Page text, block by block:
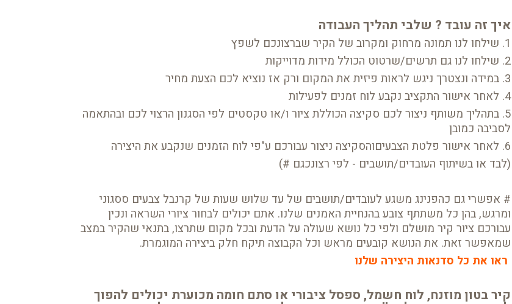
איך זה עובד ? שלבי תהליך העבודה
1. שילחו לנו תמונה מרחוק ומקרוב של הקיר שברצונכם לשפץ
2. שילחו לנו גם תרשים/שרטוט הכולל מידות מדוייקות
3. במידה ונצטרך ניגש לראות פיזית את המקום ורק אז נוציא לכם הצעת מחיר
4. לאחר אישור התקציב נקבע לוח זמנים לפעילות
5. בתהליך משותף ניצור לכם סקיצה הכוללת ציור ו/או טקסטים לפי הסגנון הרצוי לכם ובהתאמה
לסביבה כמובן
6. לאחר אישור פלטת הצבעיםוהסקיצה ניצור עבורכם ע"פי לוח הזמנים שנקבע את היצירה
(לבד או בשיתוף העובדים/תושבים - לפי רצונכגם #)
# אפשרי גם כהפנינג משגע לעובדים/תושבים של עד שלוש שעות של קרנבל צבעים ססגוני
ומרגש, בהן כל משתתף צובע בהנחיית האמנים שלנו. אתם יכולים לבחור ציורי השראה ונכין
עבורכם ציור קיר מושלם ולפי כל נושא שעולה על הדעת ובכל מקום שתרצו, בתנאי שהקיר במצב
שמאפשר זאת. את הנושא קובעים מראש וכל הקבוצה תיקח חלק ביצירה המוגמרת.
ראו את כל סדנאות היצירה שלנו
קיר בטון מוזנח, לוח חשמל, ספסל ציבורי או סתם חומה מכוערת יכולים להפוך